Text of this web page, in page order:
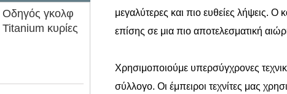
Οδηγός γκολφ
Titanium κυρίες
μεγαλύτερες και πιο ευθείες λήψεις.
επίσης σε μια πιο αποτελεσματική
Χρησιμοποιούμε υπερσύγχρονες
σύλλογο. Οι έμπειροι τεχνίτες μας